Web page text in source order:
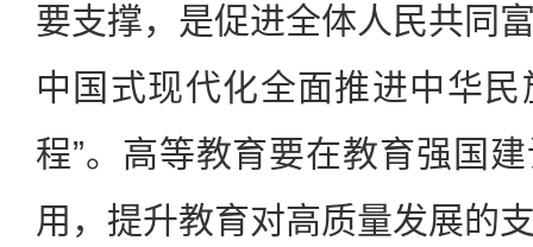
要支撑，是促进全体人民共同
中国式现代化全面推进中华
程”。高等教育要在教育强国
用，提升教育对高质量发展的